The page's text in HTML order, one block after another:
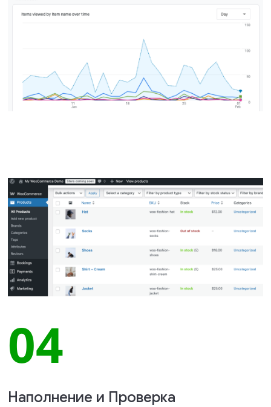
04
Наполнение и Проверка